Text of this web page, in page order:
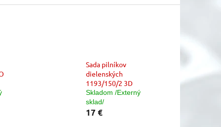
Sada pilníkov
dielenských
1193/150/2 3D
Skladom /Externý
sklad/
17 €